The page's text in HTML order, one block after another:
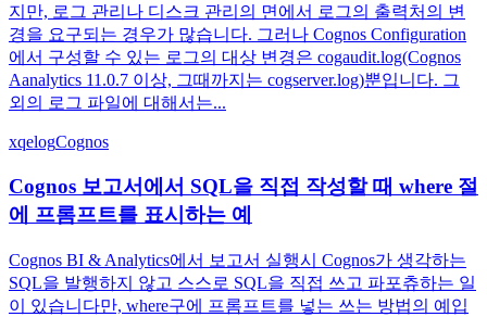
지만, 로그 관리나 디스크 관리의 면에서 로그의 출력처의 변
경을 요구되는 경우가 많습니다. 그러나 Cognos Configuration
에서 구성할 수 있는 로그의 대상 변경은 cogaudit.log(Cognos
Aanalytics 11.0.7 이상, 그때까지는 cogserver.log)뿐입니다. 그
외의 로그 파일에 대해서는...
xqelogCognos
Cognos 보고서에서 SQL을 직접 작성할 때 where 절
에 프롬프트를 표시하는 예
Cognos BI & Analytics에서 보고서 실행시 Cognos가 생각하는
SQL을 발행하지 않고 스스로 SQL을 직접 쓰고 파포츄하는 일
이 있습니다만, where구에 프롬프트를 넣는 쓰는 방법의 예입